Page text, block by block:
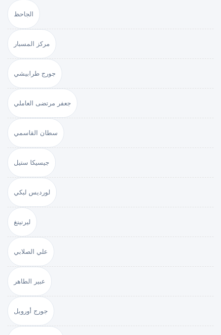
الجاحظ
مركز المسبار
جورج طرابيشي
جعفر مرتضى العاملي
سطان القاسمي
جيسيكا ستيل
لورديس لبكي
ليرنينغ
علي الصلابي
عبير الطاهر
جورج أورويل